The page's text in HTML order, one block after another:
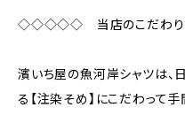
◇◇◇◇◇ 当店のこだ
濱いち屋の魚河岸シャツは
る【注染そめ】にこだわって